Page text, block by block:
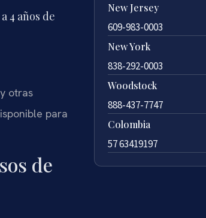
4 años de
otras
para
de
New Jersey
609-983-0003
New York
838-292-0003
Woodstock
888-437-7747
Colombia
57 63419197